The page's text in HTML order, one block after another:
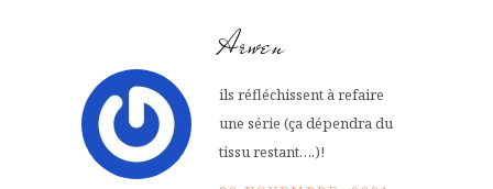
Arwen
ils réfléchissent à refaire
une série (ça dépendra du
tissu restant….)!